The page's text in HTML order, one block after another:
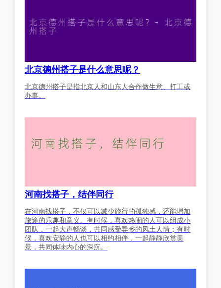
北京德州搭子是什么意思呢？
北京德州搭子是指北京人和山东人合作做生意、打工或
办事。
河南找搭子，结伴同行
在河南找搭子，不仅可以减少旅行的孤独感，还能增加
旅途的乐趣和意义。有时候，喜欢热闹的人可以组成小
团队，一起大声畅谈，共同感受异乡的风土人情；有时
候，喜欢安静的人也可以相约相伴，一起静静欣赏美
景，共同体味内心的深沉。